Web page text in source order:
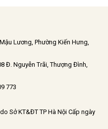
Lương, Phường Kiến Hưng,
Đ. Nguyễn Trãi, Thượng Đình,
773
do Sở KT&ĐT TP Hà Nội Cấp ngày